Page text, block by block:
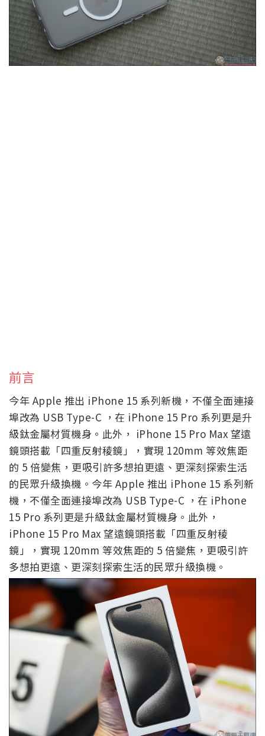
前言
今年 Apple 推出 iPhone 15 系列新機，不僅全面連接
埠改為 USB Type-C ，在 iPhone 15 Pro 系列更是升
級鈦金屬材質機身。此外， iPhone 15 Pro Max 望遠
鏡頭搭載「四重反射稜鏡」，實現 120mm 等效焦距
的 5 倍變焦，更吸引許多想拍更遠、更深刻探索生活
的民眾升級換機。今年 Apple 推出 iPhone 15 系列新
機，不僅全面連接埠改為 USB Type-C ，在 iPhone
15 Pro 系列更是升級鈦金屬材質機身。此外，
iPhone 15 Pro Max 望遠鏡頭搭載「四重反射稜
鏡」，實現 120mm 等效焦距的 5 倍變焦，更吸引許
多想拍更遠、更深刻探索生活的民眾升級換機。